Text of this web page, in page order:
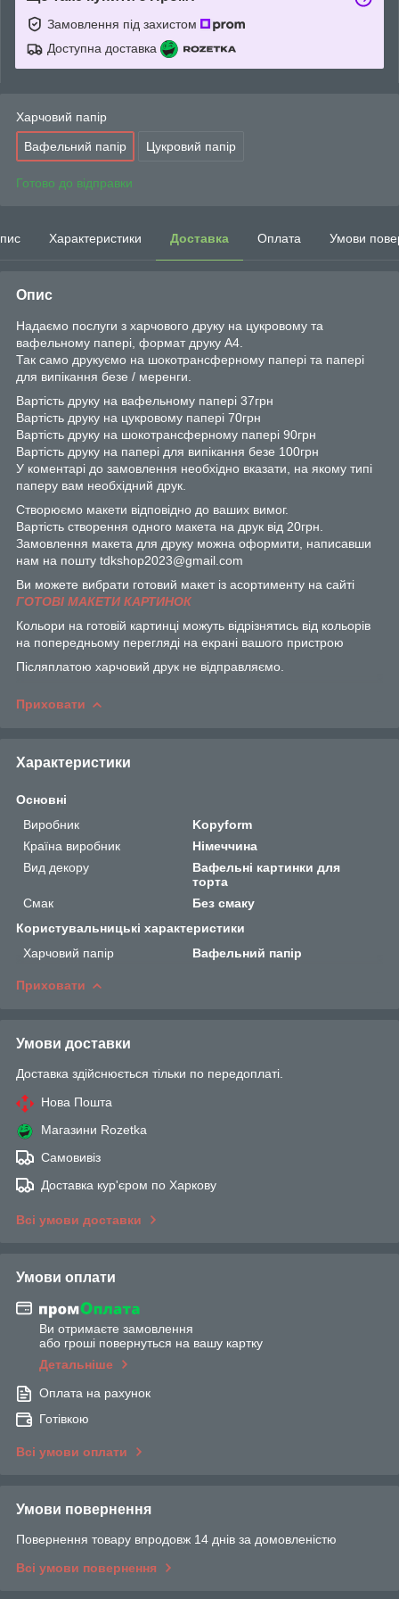
Замовлення під захистом
Доступна доставка
Харчовий папір
Вафельний папір Цукровий папір
Готово до відправки
Характеристики Доставка Оплата Умови
Опис
Надаємо послуги з харчового друку на цукровому та
вафельному папері, формат друку А4.
Так само друкуємо на шокотрансферному папері та папері
для випікання безе / меренги.
Вартість друку на вафельному папері 37грн
Вартість друку на цукровому папері 70грн
Вартість друку на шокотрансферному папері 90грн
Вартість друку на папері для випікання безе 100грн
У коментарі до замовлення необхідно вказати, на якому типі
паперу вам необхідний друк.
Створюємо макети відповідно до ваших вимог.
Вартість створення одного макета на друк від 20грн.
Замовлення макета для друку можна оформити, написавши
нам на пошту tdkshop2023@gmail.com
Ви можете вибрати готовий макет із асортименту на сайті
ГОТОВІ МАКЕТИ КАРТИНОК
Кольори на готовій картинці можуть відрізнятись від кольорів
на попередньому перегляді на екрані вашого пристрою
Післяплатою харчовий друк не відправляємо.
Приховати
Характеристики
Основні
Виробник
Kopyform
Країна виробник
Німеччина
Вид декору
Вафельні картинки для
торта
Смак
Без смаку
Користувальницькі характеристики
Харчовий папір
Вафельний папір
Приховати
Умови доставки
Доставка здійснюється тільки по передоплаті.
Нова Пошта
Магазини Rozetka
Самовивіз
Доставка кур'єром по Харкову
Всі умови доставки
Умови оплати
Ви отримаєте замовлення
або гроші повернуться на вашу картку
Детальніше
Оплата на рахунок
Готівкою
Всі умови оплати
Умови повернення
Повернення товару впродовж 14 днів за домовленістю
Всі умови повернення